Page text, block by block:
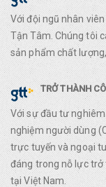
Với đội ngũ nhân
Tận Tâm. Chúng tôi
sản phẩm chất
TRỞ THÀNH
Với sự đầu tư
nghiệm người dùng
trực tuyến và ngoại
đáng trong nỗ lực trở
tại Việt Nam.